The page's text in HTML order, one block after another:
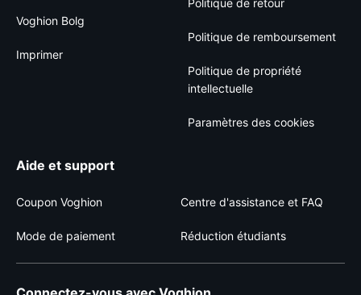
Voghion Bolg
Imprimer
Politique de retour
Politique de remboursement
Politique de propriété
intellectuelle
Paramètres des cookies
Aide et support
Coupon Voghion Centre d'assistance et FAQ
Mode de paiement Réduction étudiants